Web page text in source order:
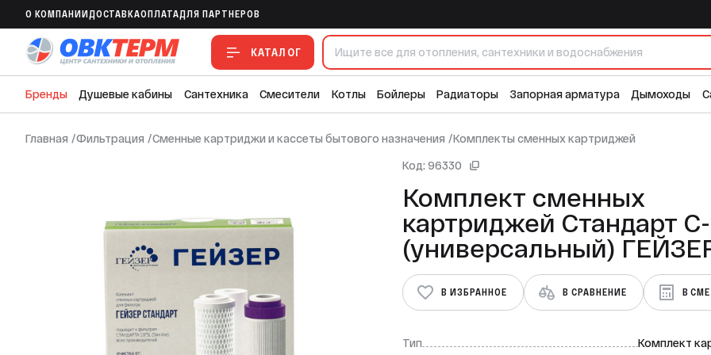
O КОМПАНИИ ДОСТАВКАОПЛАТАДЛЯ ПАРТНЕРОВ
КАТАЛОГ
Бренды Душевые кабины Сантехника Смесители Котлы Бойлеры Радиаторы Запорная арматура Дымоходы
Главная /Фильтрация /Сменные картриджи и кассеты бытового назначения /Комплекты сменных картриджей
Код: 96330
Комплект сменных
картриджей Стандарт С-
(универсальный)
В ИЗБРАННОЕ В СРАВНЕНИЕ В
Тип
Комплект
Комплект сменных картриджей Стандарт С-1 (универсальный) ГЕЙЗЕР
В ИЗБРАННОЕ В СРАВНЕНИЕ В СМЕТУ
1